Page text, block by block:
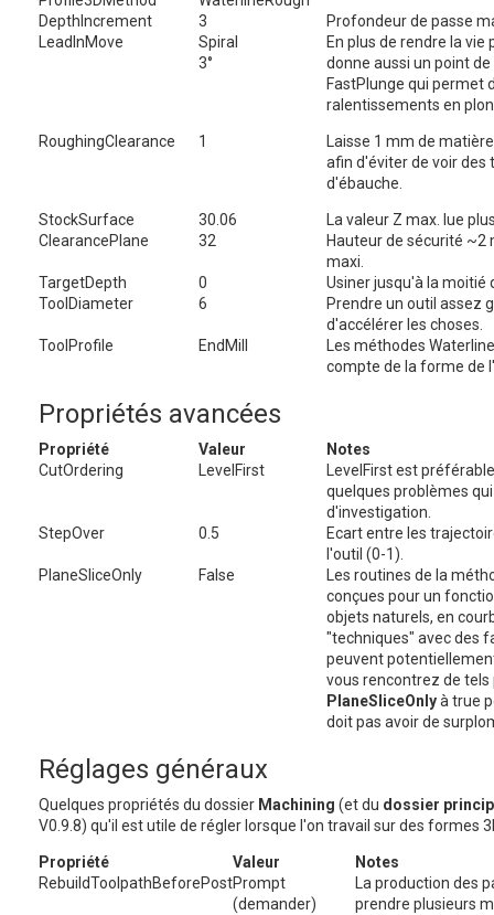
DepthIncrement
3
Profondeur de passe
LeadInMove
Spiral
3°
En plus de rendre la
donne aussi un point
FastPlunge qui permet
ralentissements en
RoughingClearance 1
Laisse 1 mm de
afin d'éviter de voir des
d'ébauche.
StockSurface 30.06
La valeur Z max. lue
ClearancePlane
32
Hauteur de sécurité ~2
maxi.
TargetDepth
0
Usiner jusqu'à la moitié
ToolDiameter
6
Prendre un outil assez
d'accélérer les choses.
ToolProfile
EndMill
Les méthodes
compte de la forme de
Propriétés avancées
Propriété Valeur
Notes
CutOrdering
LevelFirst
LevelFirst est
quelques problèmes
d'investigation.
StepOver
0.5
Ecart entre les
l'outil (0-1).
PlaneSliceOnly
False
Les routines de la
conçues pour un
objets naturels, en
"techniques" avec des
peuvent
vous rencontrez de
PlaneSliceOnlyà true
doit pas avoir de
Réglages généraux
Quelques propriétés du dossier Machining (et du dossier
V0.9.8) qu'il est utile de régler lorsque l'on travail sur des formes
Propriété Valeur
Notes
RebuildToolpathBeforePostPrompt
(demander)
La production des
prendre plusieurs